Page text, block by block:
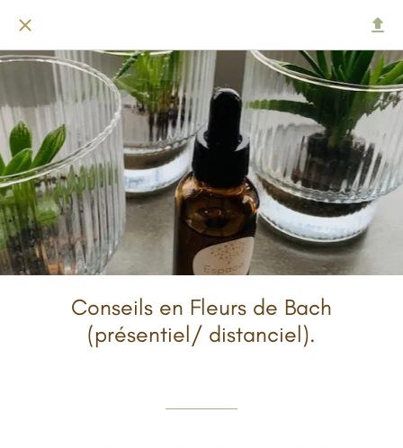
Conseils en Fleurs de Bach
(présentiel/ distanciel).